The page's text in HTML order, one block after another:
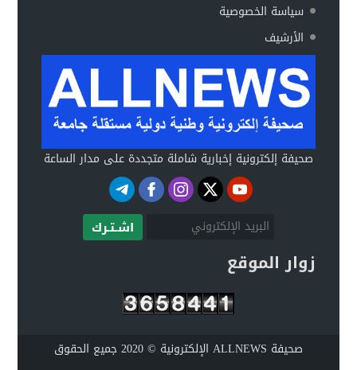
سياسة الخصوصية
الأرشيف
صحيفة إلكترونية إخبارية شاملة متجددة على مدار الساعة
اشـتـرك
زوار الموقع
صحيفة ALLNEWS الإلكترونية © 2020 جميع الحقوق